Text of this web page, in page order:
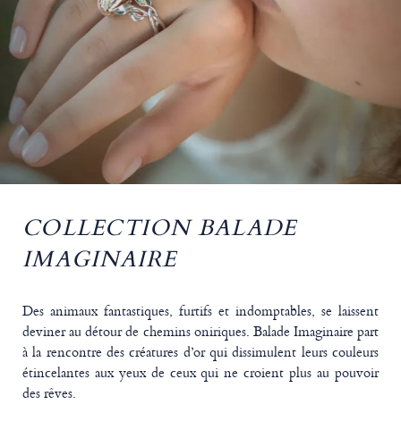
COLLECTION BALADE
IMAGINAIRE
Des animaux fantastiques, furtifs et indomptables, se laissent
deviner au détour de chemins oniriques. Balade Imaginaire part
à la rencontre des créatures d’or qui dissimulent leurs couleurs
étincelantes aux yeux de ceux qui ne croient plus au pouvoir
des rêves.